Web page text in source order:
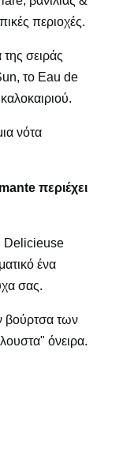
περιοχές.
σειράς
το Eau de
νότα
περιέχει
Delicieuse
ένα
σας.
βούρτσα των
όνειρα.